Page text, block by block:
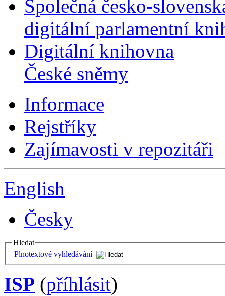
Společná česko-
digitální parlamentní
Digitální knihovna
České sněmy
Informace
Rejstříky
Zajímavosti v repozitáři
English
Česky
Hledat
Plnotextové vyhledávání
ISP (příhlásit)